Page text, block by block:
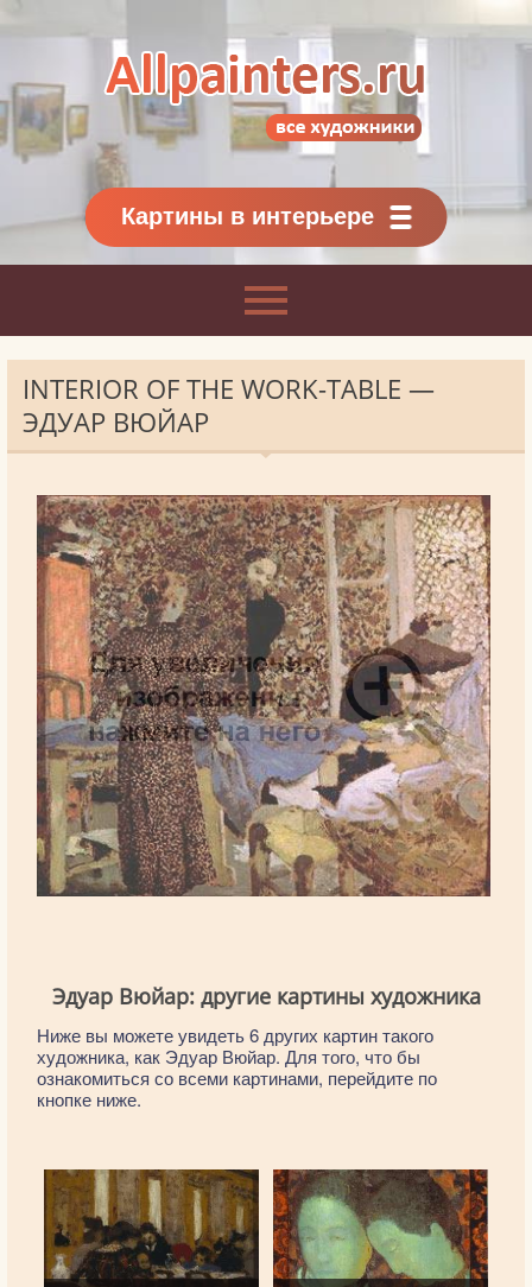
Картины классиков
и современников
Картины в интерьере
INTERIOR OF THE WORK-TABLE —
ЭДУАР ВЮЙАР
Эдуар Вюйар: другие картины художника
Ниже вы можете увидеть 6 других картин такого
художника, как Эдуар Вюйар. Для того, что бы
ознакомиться со всеми картинами, перейдите по
кнопке ниже.